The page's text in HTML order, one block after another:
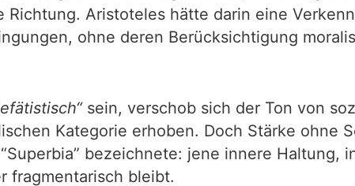
Aristoteles hätte darin eine
ohne deren Berücksichtigung
sein, verschob sich der Ton von
Kategorie erhoben. Doch Stärke ohne
bezeichnete: jene innere Haltung,
fragmentarisch bleibt.